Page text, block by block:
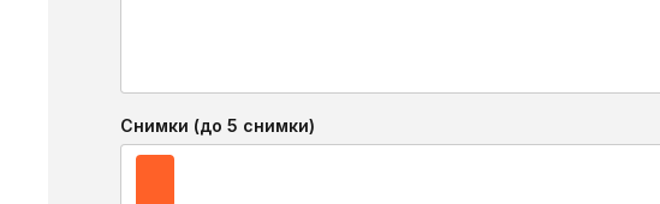
Снимки (до 5 снимки)